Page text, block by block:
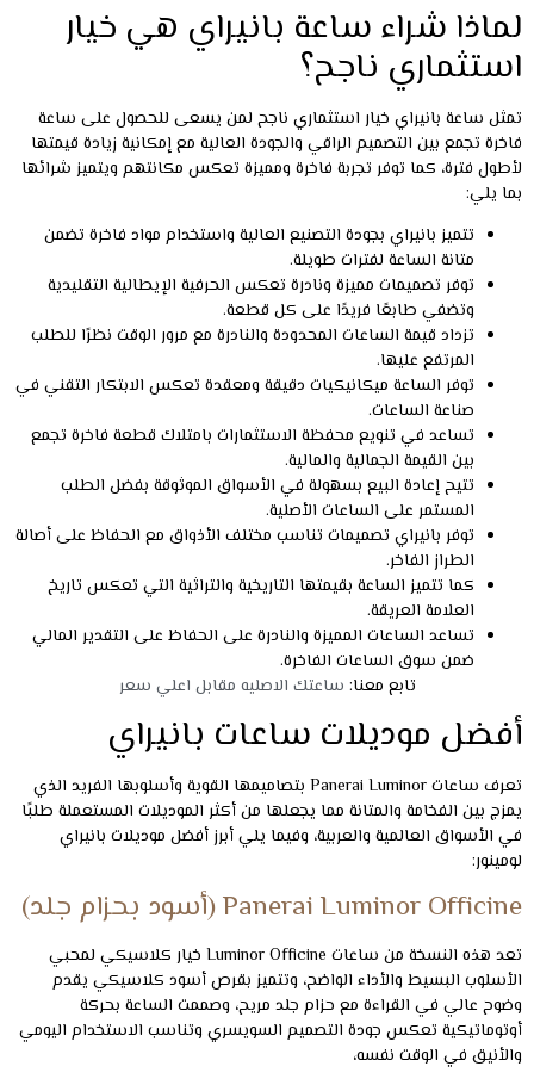
لماذا شراء ساعة بانيراي هي خيار
استثماري ناجح؟
تمثل ساعة بانيراي خيار استثماري ناجح لمن يسعى للحصول على ساعة
فاخرة تجمع بين التصميم الراقي والجودة العالية مع إمكانية زيادة قيمتها
لأطول فترة، كما توفر تجربة فاخرة ومميزة تعكس مكانتهم ويتميز شرائها
بما يلي:
تتميز بانيراي بجودة التصنيع العالية واستخدام مواد فاخرة تضمن
متانة الساعة لفترات طويلة.
توفر تصميمات مميزة ونادرة تعكس الحرفية الإيطالية التقليدية
وتضفي طابعًا فريدًا على كل قطعة.
تزداد قيمة الساعات المحدودة والنادرة مع مرور الوقت نظرًا للطلب
المرتفع عليها.
توفر الساعة ميكانيكيات دقيقة ومعقدة تعكس الابتكار التقني في
صناعة الساعات.
تساعد في تنويع محفظة الاستثمارات بامتلاك قطعة فاخرة تجمع
بين القيمة الجمالية والمالية.
تتيح إعادة البيع بسهولة في الأسواق الموثوقة بفضل الطلب
المستمر على الساعات الأصلية.
توفر بانيراي تصميمات تناسب مختلف الأذواق مع الحفاظ على أصالة
الطراز الفاخر.
كما تتميز الساعة بقيمتها التاريخية والتراثية التي تعكس تاريخ
العلامة العريقة.
تساعد الساعات المميزة والنادرة على الحفاظ على التقدير المالي
ضمن سوق الساعات الفاخرة.
تابع معنا: ساعتك الاصليه مقابل اعلي سعر
أفضل موديلات ساعات بانيراي
تعرف ساعات Panerai Luminor بتصاميمها القوية وأسلوبها الفريد الذي
يمزج بين الفخامة والمتانة مما يجعلها من أكثر الموديلات المستعملة طلبًا
في الأسواق العالمية والعربية، وفيما يلي أبرز أفضل موديلات بانيراي
لومينور:
Panerai Luminor Officine (أسود بحزام جلد)
تعد هذه النسخة من ساعات Luminor Officine خيار كلاسيكي لمحبي
الأسلوب البسيط والأداء الواضح، وتتميز بقرص أسود كلاسيكي يقدم
وضوح عالي في القراءة مع حزام جلد مريح، وصممت الساعة بحركة
أوتوماتيكية تعكس جودة التصميم السويسري وتناسب الاستخدام اليومي
والأنيق في الوقت نفسه،